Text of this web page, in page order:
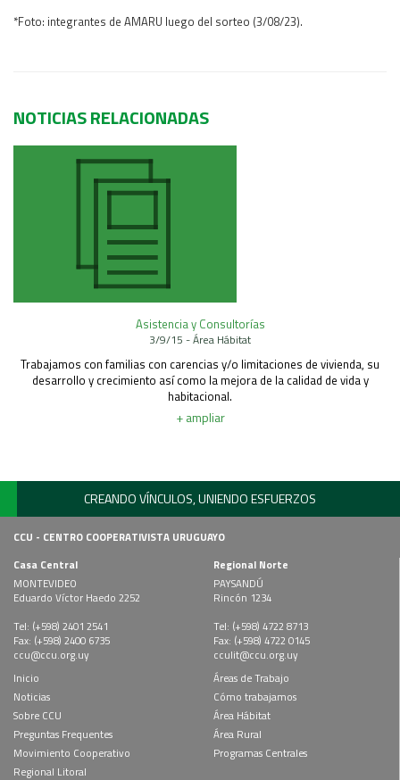
*Foto: integrantes de AMARU luego del sorteo (3/08/23).
NOTICIAS RELACIONADAS
Asistencia y Consultorías
3/9/15 - Área Hábitat
Trabajamos con familias con carencias y/o limitaciones de vivienda, su
desarrollo y crecimiento así como la mejora de la calidad de vida y
habitacional.
+ ampliar
CREANDO VÍNCULOS, UNIENDO ESFUERZOS
CCU - CENTRO COOPERATIVISTA URUGUAYO
Casa Central
MONTEVIDEO
Eduardo Víctor Haedo 2252
Tel: (+598) 2401 2541
Fax: (+598) 2400 6735
ccu@ccu.org.uy
Regional Norte
PAYSANDÚ
Rincón 1234
Tel: (+598) 4722 8713
Fax: (+598) 4722 0145
cculit@ccu.org.uy
Inicio
Noticias
Sobre CCU
Preguntas Frequentes
Movimiento Cooperativo
Áreas de Trabajo
Cómo trabajamos
Área Hábitat
Área Rural
Programas Centrales
Regional Litoral